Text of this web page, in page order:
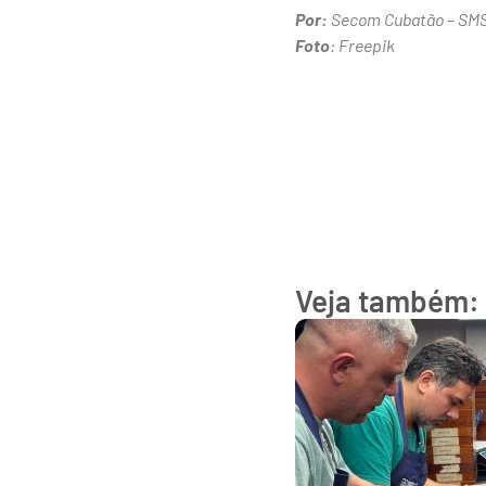
Por: Secom Cubatão –
Foto: Freepik
Veja também: